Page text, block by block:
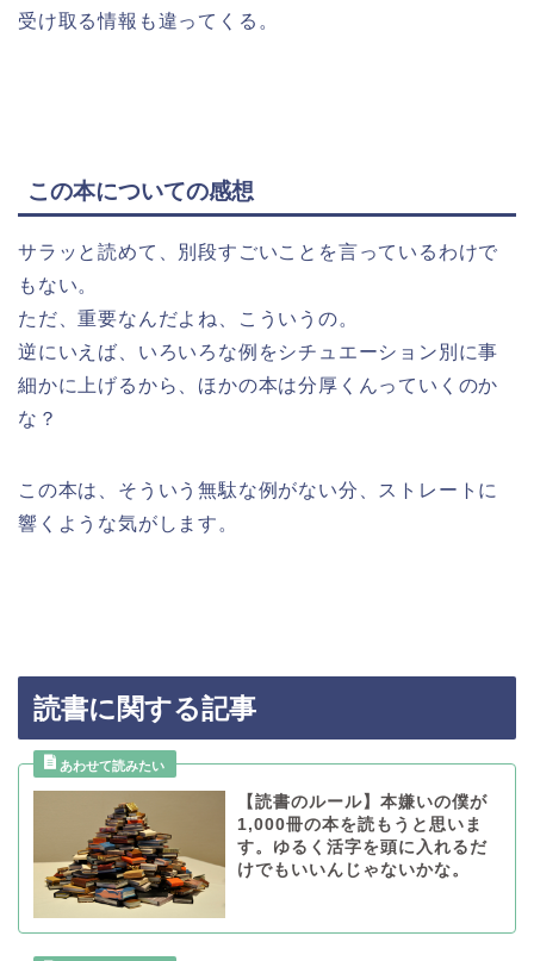
受け取る情報も違ってくる。
この本についての感想
サラッと読めて、別段すごいことを言っているわけで
もない。
ただ、重要なんだよね、こういうの。
逆にいえば、いろいろな例をシチュエーション別に事
細かに上げるから、ほかの本は分厚くんっていくのか
な？
この本は、そういう無駄な例がない分、ストレートに
響くような気がします。
読書に関する記事
【読書のルール】本嫌いの僕が
1,000冊の本を読もうと思いま
す。ゆるく活字を頭に入れるだ
けでもいいんじゃないかな。